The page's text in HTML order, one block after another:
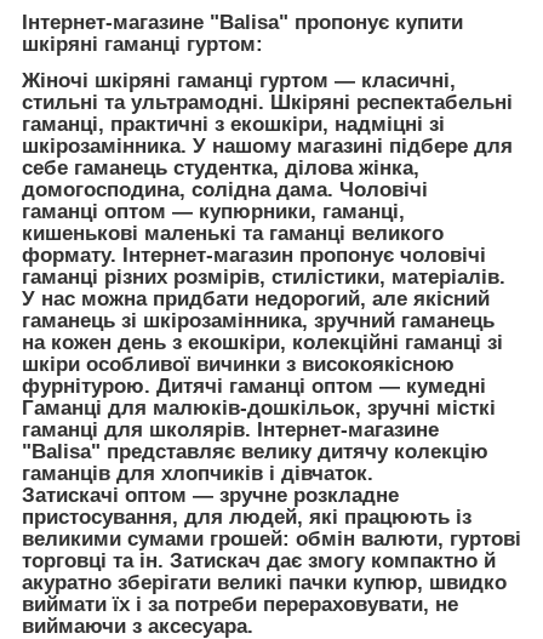
Інтернет-магазине "Balisa" пропонує купити
шкіряні гаманці гуртом:
Жіночі шкіряні гаманці гуртом — класичні,
стильні та ультрамодні. Шкіряні респектабельні
гаманці, практичні з екошкіри, надміцні зі
шкірозамінника. У нашому магазині підбере для
себе гаманець студентка, ділова жінка,
домогосподина, солідна дама. Чоловічі
гаманці оптом — купюрники, гаманці,
кишенькові маленькі та гаманці великого
формату. Інтернет-магазин пропонує чоловічі
гаманці різних розмірів, стилістики, матеріалів.
У нас можна придбати недорогий, але якісний
гаманець зі шкірозамінника, зручний гаманець
на кожен день з екошкіри, колекційні гаманці зі
шкіри особливої вичинки з високоякісною
фурнітурою. Дитячі гаманці оптом — кумедні
Гаманці для малюків-дошкільок, зручні місткі
гаманці для школярів. Інтернет-магазине
"Balisa" представляє велику дитячу колекцію
гаманців для хлопчиків і дівчаток.
Затискачі оптом — зручне розкладне
пристосування, для людей, які працюють із
великими сумами грошей: обмін валюти, гуртові
торговці та ін. Затискач дає змогу компактно й
акуратно зберігати великі пачки купюр, швидко
виймати їх і за потреби перераховувати, не
виймаючи з аксесуара.